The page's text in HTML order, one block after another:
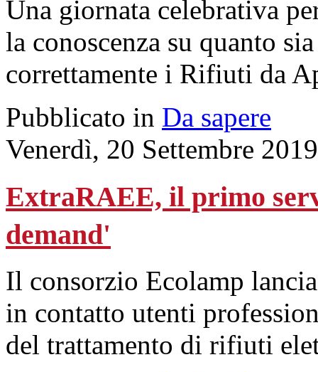
Una giornata celebrativa
la conoscenza su quanto
correttamente i Rifiuti da
Pubblicato in Da sapere
Venerdì, 20 Settembre
ExtraRAEE, il primo
demand'
Il consorzio Ecolamp
in contatto utenti
del trattamento di rifiuti